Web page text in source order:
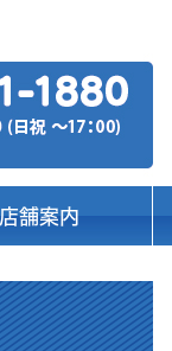
店舗案内